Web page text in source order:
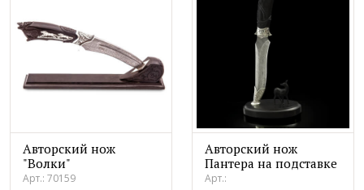
Авторский нож
"Волки"
Арт.: 70159
Авторский нож
Пантера на подставке
Арт.: